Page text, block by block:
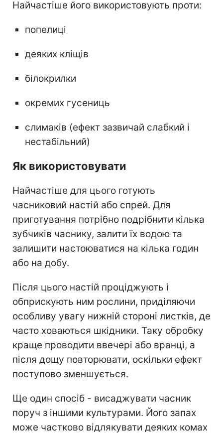
Найчастіше його використовують проти:
попелиці
деяких кліщів
білокрилки
окремих гусениць
слимаків (ефект зазвичай слабкий і
нестабільний)
Як використовувати
Найчастіше для цього готують
часниковий настій або спрей. Для
приготування потрібно подрібнити кілька
зубчиків часнику, залити їх водою та
залишити настоюватися на кілька годин
або на добу.
Після цього настій проціджують і
обприскують ним рослини, приділяючи
особливу увагу нижній стороні листків, де
часто ховаються шкідники. Таку обробку
краще проводити ввечері або вранці, а
після дощу повторювати, оскільки ефект
поступово зменшується.
Ще один спосіб - висаджувати часник
поруч з іншими культурами. Його запах
може частково відлякувати деяких комах